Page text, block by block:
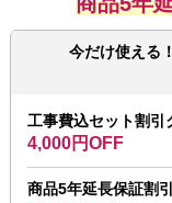
今だけ使える
工事費込セット割引
4,000円OFF
商品5年延長保証割